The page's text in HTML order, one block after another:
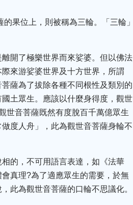
果位上，則被稱為三輪。「三輪」
開了極樂世界而來娑婆。但以佛法
來游娑婆世界及十方世界，所謂
薩為了拔除各種不同根性及類別的
土眾生。應該以什麼身得度，觀世
世音菩薩既然有度脫百千萬億眾生
度人舟」，此為觀世音菩薩身輪不
的，不可用語言表達，如《法華
真理?為了適應眾生的需要，於無
此為觀世音菩薩的口輪不思議化。